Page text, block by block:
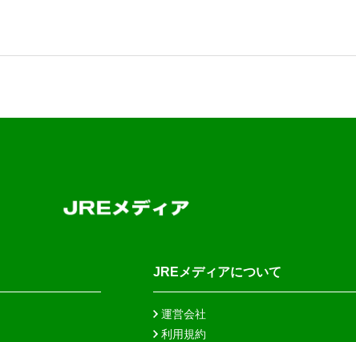
JREメディアについて
運営会社
利用規約